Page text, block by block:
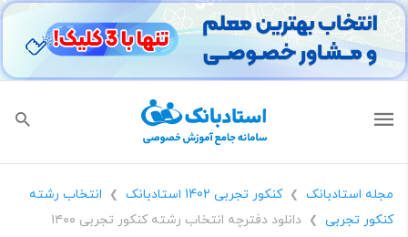
مجله استادبانک ❯ کنکور تجربی 1402 استادبانک ❯
انتخاب رشته
کنکور تجربی
❯ دانلود دفترچه انتخاب رشته کنکور تجربی ۱۴۰۰